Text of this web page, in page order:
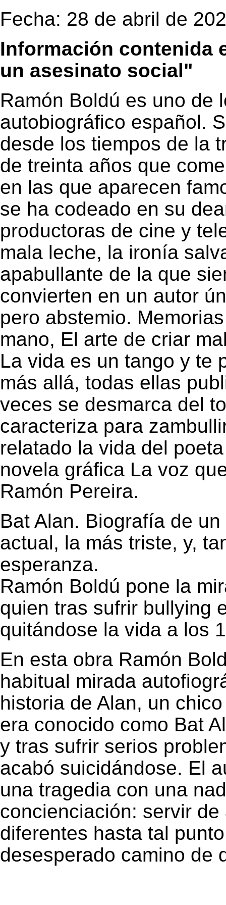
Fecha: 28 de abril de
Información contenida
un asesinato social"
Ramón Boldú es uno de
autobiográfico español.
desde los tiempos de la
de treinta años que
en las que aparecen
se ha codeado en su
productoras de cine y
mala leche, la ironía
apabullante de la que
convierten en un autor
pero abstemio.
mano, El arte de criar
La vida es un tango y te
más allá, todas ellas
veces se desmarca del
caracteriza para
relatado la vida del
novela gráfica La voz
Ramón Pereira.
Bat Alan. Biografía de
actual, la más triste, y,
esperanza.
Ramón Boldú pone la
quien tras sufrir bullying
quitándose la vida a los
En esta obra Ramón
habitual mirada
historia de Alan, un
era conocido como Bat
y tras sufrir serios
acabó suicidándose. El
una tragedia con una
concienciación: servir
diferentes hasta tal
desesperado camino de